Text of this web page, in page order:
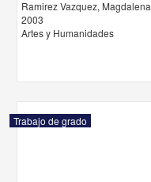
Ramirez Vazquez, Magdalena
2003
Artes y Humanidades
Trabajo de grado